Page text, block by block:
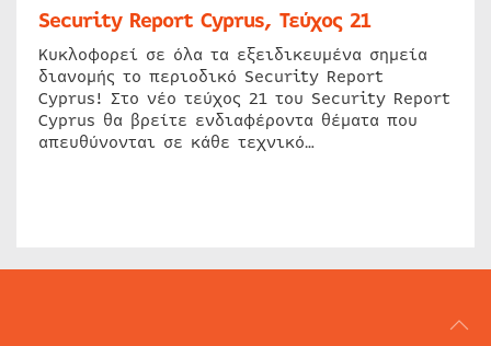
Security Report Cyprus, Τεύχος 21
Κυκλοφορεί σε όλα τα εξειδικευμένα σημεία
διανομής το περιοδικό Security Report
Cyprus! Στο νέο τεύχος 21 του Security Report
Cyprus θα βρείτε ενδιαφέροντα θέματα που
απευθύνονται σε κάθε τεχνικό…